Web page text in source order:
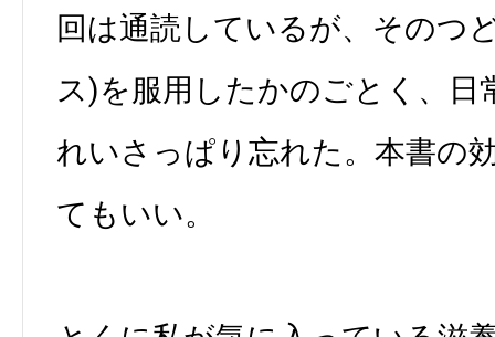
回は通読しているが、そのつ
ス)を服用したかのごとく、日
れいさっぱり忘れた。本書の
てもいい。